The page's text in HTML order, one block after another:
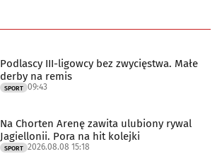
Podlascy III-ligowcy bez zwycięstwa. Małe
derby na remis
SPORT 09:43
Na Chorten Arenę zawita ulubiony rywal
Jagiellonii. Pora na hit kolejki
SPORT 2026.08.08 15:18